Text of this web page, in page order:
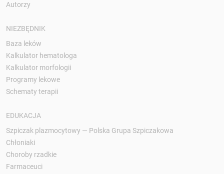
Autorzy
NIEZBĘDNIK
Baza leków
Kalkulator hematologa
Kalkulator morfologii
Programy lekowe
Schematy terapii
EDUKACJA
Szpiczak plazmocytowy — Polska Grupa Szpiczakowa
Chłoniaki
Choroby rzadkie
Farmaceuci